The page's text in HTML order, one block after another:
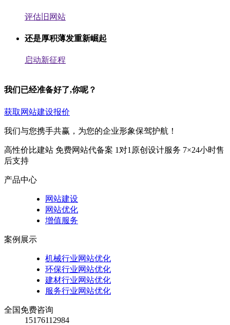
评估旧网站
还是厚积薄发重新崛起
启动新征程
我们已经准备好了,你呢？
获取网站建设报价
我们与您携手共赢，为您的企业形象保驾护航！
高性价比建站 免费网站代备案 1对1原创设计服务 7×24小时售
后支持
产品中心
网站建设
网站优化
增值服务
案例展示
机械行业网站优化
环保行业网站优化
建材行业网站优化
服务行业网站优化
全国免费咨询
15176112984